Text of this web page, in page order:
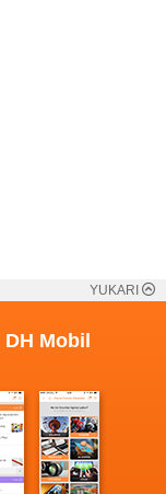
YUKARI
DH Mobil